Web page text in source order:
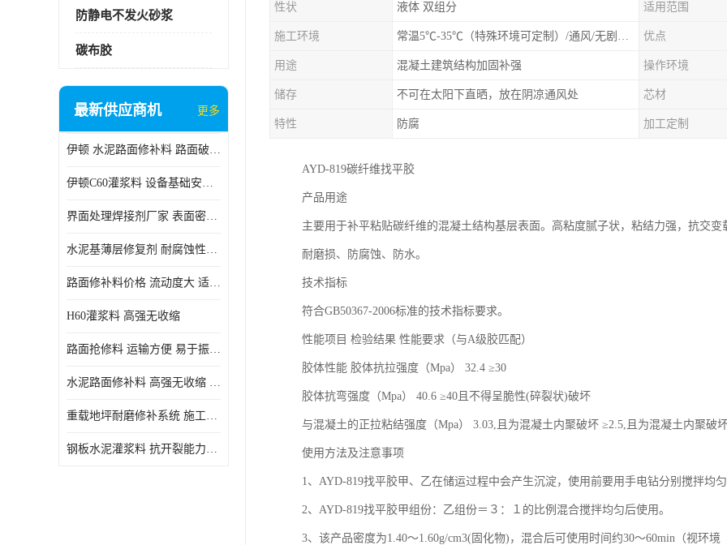
防静电不发火砂浆
碳布胶
最新供应商机 更多
伊顿 水泥路面修补料 路面破损起皮快速修补 2小时通车
伊顿C60灌浆料 设备基础安装 梁柱改造加固二次灌浆料
界面处理焊接剂厂家 表面密实 良好的流动性
水泥基薄层修复剂 耐腐蚀性好 适用范围广
路面修补料价格 流动度大 适用范围广
H60灌浆料 高强无收缩
路面抢修料 运输方便 易于振捣密实
水泥路面修补料 高强无收缩 施工和易性好 强度高 韧性好
重载地坪耐磨修补系统 施工期短 易于振捣密实
钢板水泥灌浆料 抗开裂能力强 施工和易性好
性状 液体 双组分 适用范围
施工环境 常温5℃-35℃（特殊环境可定制）/通风/无剧烈震动 优点
用途 混凝土建筑结构加固补强 操作环境
储存 不可在太阳下直晒，放在阴凉通风处 芯材
特性 防腐 加工定制
AYD-819碳纤维找平胶
产品用途
主要用于补平粘贴碳纤维的混凝土结构基层表面。高粘度腻子状，粘结力强，抗交
耐磨损、防腐蚀、防水。
技术指标
符合GB50367-2006标准的技术指标要求。
性能项目 检验结果 性能要求（与A级胶匹配）
胶体性能 胶体抗拉强度（Mpa） 32.4 ≥30
胶体抗弯强度（Mpa） 40.6 ≥40且不得呈脆性(碎裂状)破坏
与混凝土的正拉粘结强度（Mpa） 3.03,且为混凝土内聚破坏 ≥2.5,且为混凝土内聚破
使用方法及注意事项
1、AYD-819找平胶甲、乙在储运过程中会产生沉淀，使用前要用手电钻分别搅拌均
2、AYD-819找平胶甲组份：乙组份＝３：１的比例混合搅拌均匀后使用。
3、该产品密度为1.40～1.60g/cm3(固化物)，混合后可使用时间约30～60min（视环境